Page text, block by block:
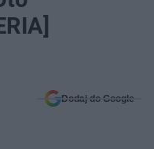
Dodaj do Google